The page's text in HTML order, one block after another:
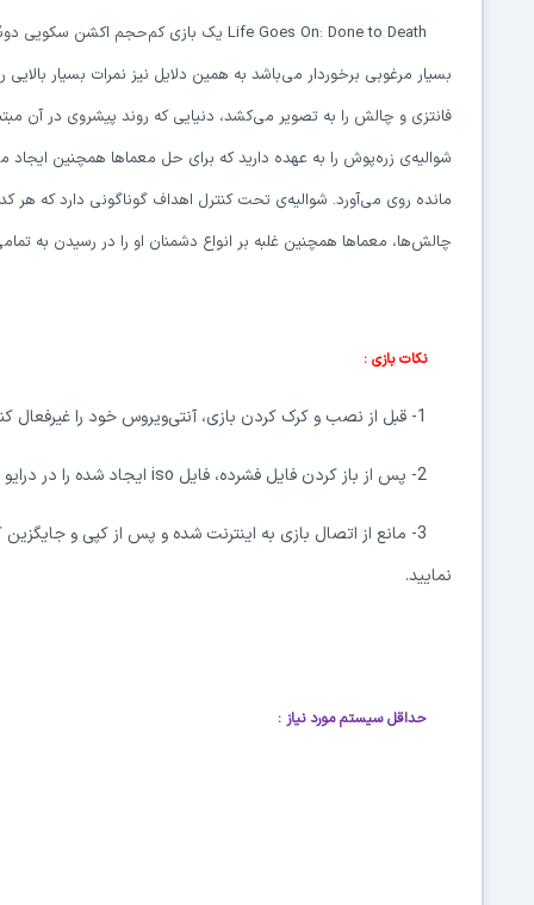
Life Goes On: Done to Death یک بازی کم‌حجم اکشن سکویی
بسیار مرغوبی برخوردار می‌باشد به همین دلایل نیز نمرات بسیار
فانتزی و چالش را به تصویر می‌کشد، دنیایی که روند پیشروی در آن
شوالیه‌ی زره‌پوش را به عهده دارید که برای حل معماها همچنین ایجاد
مانده روی می‌آورد. شوالیه‌ی تحت کنترل اهداف گوناگونی دارد که هر کدام
چالش‌ها، معماها همچنین غلبه بر انواع دشمنان او را در رسیدن به
نکات بازی :
1- قبل از نصب و کرک کردن بازی، آنتی‌ویروس خود را غیرفعال کنید.
2- پس از باز کردن فایل‌ فشرده، فایل iso ایجاد شده را در
3- مانع از اتصال بازی به اینترنت شده و پس از کپی و جایگزین کردن محتویات پوشه‌ی
نمایید.
حداقل سیستم مورد نیاز :